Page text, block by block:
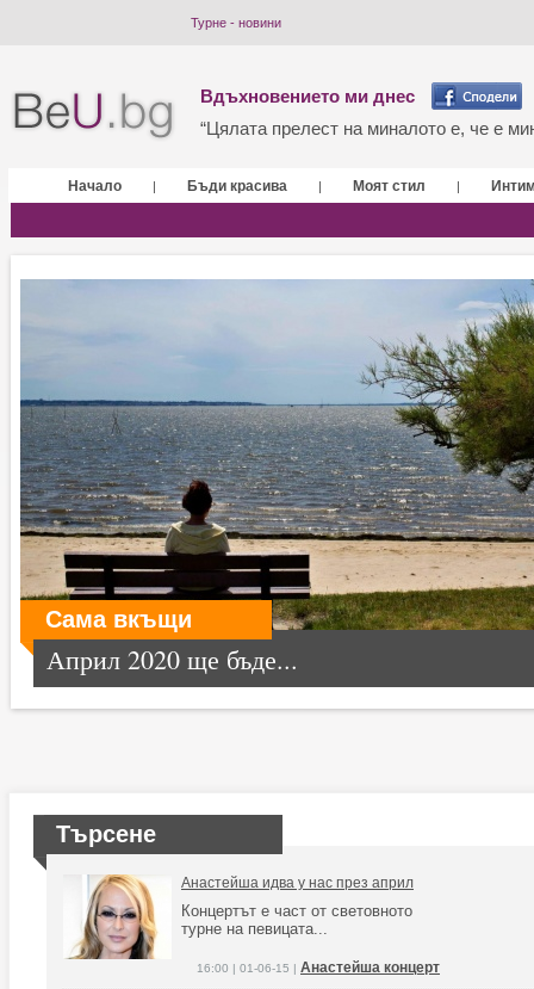
Турне - новини
Вдъхновението ми днес
“Цялата прелест на миналото е, че е
Начало | Бъди красива | Моят стил |
Сама вкъщи
Април 2020 ще бъде...
Търсене
Анастейша идва у нас през април
Концертът е част от световното
турне на певицата...
16:00 | 01-06-15 | Анастейша концерт